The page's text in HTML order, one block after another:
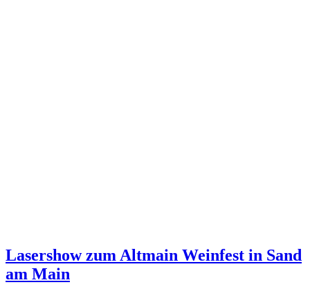
Lasershow zum Altmain Weinfest in Sand
am Main